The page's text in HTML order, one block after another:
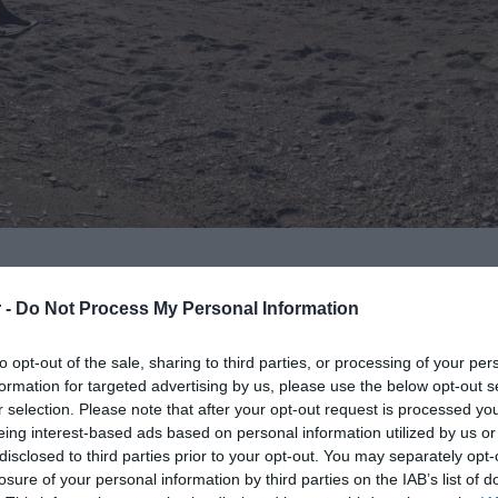
- Do Not Process My Personal Information
opt-out of the sale, sharing to third parties, or processing of your
for targeted advertising by us, please use the below opt-out
selection. Please note that after your opt-out request is processed
interest-based ads based on personal information utilized by us
to third parties prior to your opt-out. You may separately
of your personal information by third parties on the IAB’s list of
της Πέμπτης (04.06) στην
συνθηκών.
παρέσυραν τις δύο λουόμενες, οι
στα βαθιά.